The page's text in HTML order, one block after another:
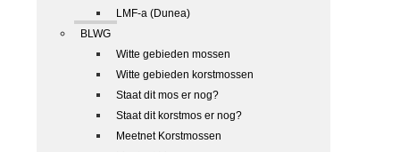
LMF-a (Dunea)
BLWG
Witte gebieden mossen
Witte gebieden korstmossen
Staat dit mos er nog?
Staat dit korstmos er nog?
Meetnet Korstmossen